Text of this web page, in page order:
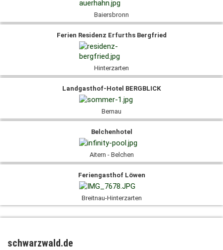
Baiersbronn
Ferien Residenz Erfurths Bergfried
Hinterzarten
Landgasthof-Hotel BERGBLICK
Bernau
Belchenhotel
Aitern - Belchen
Feriengasthof Löwen
Breitnau-Hinterzarten
schwarzwald.de